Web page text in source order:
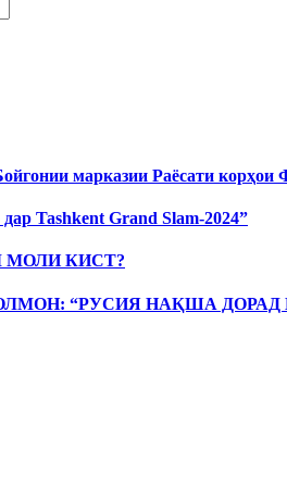
марказии Раёсати
Tashkent Grand Slam-2024”
МОЛИ КИСТ?
“РУСИЯ НАҚША